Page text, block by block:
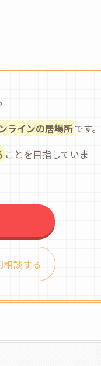
ラインの居場所です。
ことを目指していま
談する